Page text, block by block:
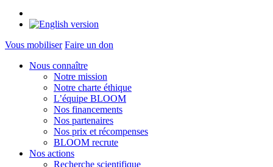
Vous mobiliser Faire un don
Nous connaître
Notre mission
Notre charte éthique
L’équipe BLOOM
Nos financements
Nos partenaires
Nos prix et récompenses
BLOOM recrute
Nos actions
Recherche scientifique